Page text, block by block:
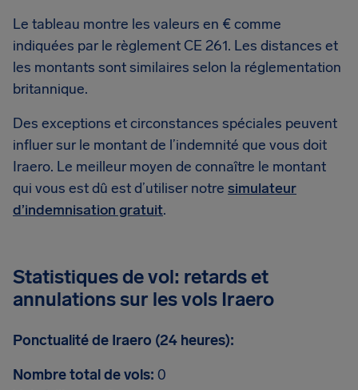
Le tableau montre les valeurs en € comme
indiquées par le règlement CE 261. Les distances et
les montants sont similaires selon la réglementation
britannique.
Des exceptions et circonstances spéciales peuvent
influer sur le montant de l’indemnité que vous doit
Iraero. Le meilleur moyen de connaître le montant
qui vous est dû est d’utiliser notre simulateur
d’indemnisation gratuit.
Statistiques de vol: retards et
annulations sur les vols Iraero
Ponctualité de Iraero (24 heures):
Nombre total de vols: 0